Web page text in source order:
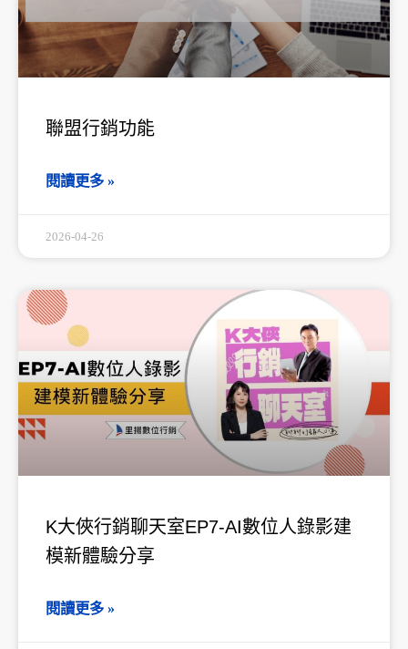
聯盟行銷功能
閱讀更多 »
2026-04-26
K大俠行銷聊天室EP7-AI數位人錄影建
模新體驗分享
閱讀更多 »